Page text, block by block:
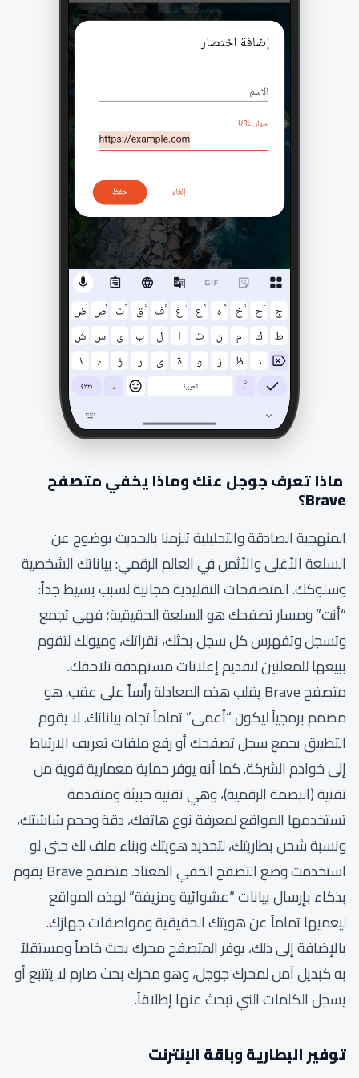
ماذا تعرف جوجل عنك وماذا يخفي متصفح
Brave؟
المنهجية الصادقة والتحليلية تلزمنا بالحديث بوضوح عن
السلعة الأغلى والأثمن في العالم الرقمي: بياناتك الشخصية
وسلوكك. المتصفحات التقليدية مجانية لسبب بسيط جداً:
“أنت” ومسار تصفحك هو السلعة الحقيقية؛ فهي تجمع
وتسجل وتفهرس كل سجل بحثك، نقراتك، وميولك لتقوم
ببيعها للمعلنين لتقديم إعلانات مستهدفة تلاحقك.
متصفح Brave يقلب هذه المعادلة رأساً على عقب. هو
مصمم برمجياً ليكون “أعمى” تماماً تجاه بياناتك. لا يقوم
التطبيق بجمع سجل تصفحك أو رفع ملفات تعريف الارتباط
إلى خوادم الشركة. كما أنه يوفر حماية معمارية قوية من
تقنية (البصمة الرقمية)، وهي تقنية خبيثة ومتقدمة
تستخدمها المواقع لمعرفة نوع هاتفك، دقة وحجم شاشتك،
ونسبة شحن بطاريتك، لتحديد هويتك وبناء ملف لك حتى لو
استخدمت وضع التصفح الخفي المعتاد. متصفح Brave يقوم
بذكاء بإرسال بيانات “عشوائية ومزيفة” لهذه المواقع
ليعميها تماماً عن هويتك الحقيقية ومواصفات جهازك.
بالإضافة إلى ذلك، يوفر المتصفح محرك بحث خاصاً ومستقلاً
به كبديل آمن لمحرك جوجل، وهو محرك بحث صارم لا يتتبع أو
يسجل الكلمات التي تبحث عنها إطلاقاً.
توفير البطارية وباقة الإنترنت